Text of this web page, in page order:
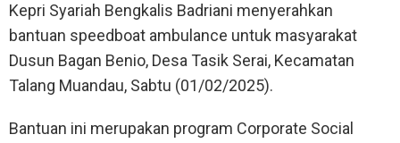
Kepri Syariah Bengkalis Badriani menyerahkan
bantuan speedboat ambulance untuk masyarakat
Dusun Bagan Benio, Desa Tasik Serai, Kecamatan
Talang Muandau, Sabtu (01/02/2025).
Bantuan ini merupakan program Corporate Social